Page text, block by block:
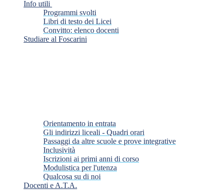
Info utili
Programmi svolti
Libri di testo dei Licei
Convitto: elenco docenti
Studiare al Foscarini
Orientamento in entrata
Gli indirizzi liceali - Quadri orari
Passaggi da altre scuole e prove integrative
Inclusività
Iscrizioni ai primi anni di corso
Modulistica per l'utenza
Qualcosa su di noi
Docenti e A.T.A.